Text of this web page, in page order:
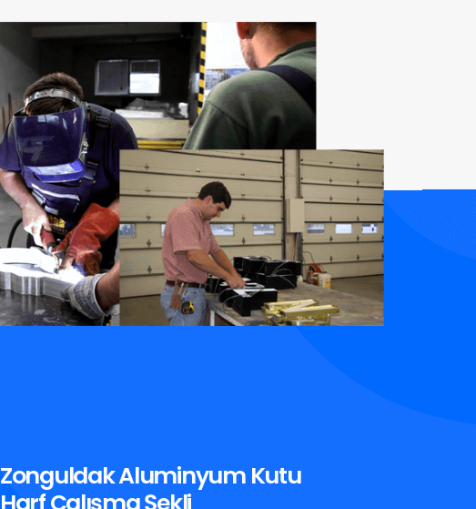
Zonguldak Aluminyum Kutu